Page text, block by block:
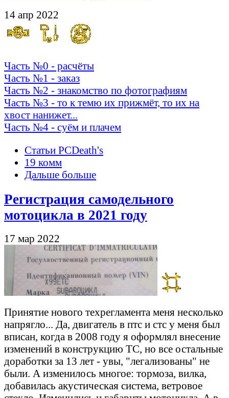
14 апр 2022
Часть №0 - расчёты
Часть №1 - заказ
Часть №2 - знакомство по фотографиям
Часть №3 - то к темю их прижмёт, то их на
хвост нанижет...
Часть №4 - суём и плачем
Статьи PCDeath's
19 комм
Дальше больше
Регистрация самодельного
мотоцикла в 2021 году
17 мар 2022
Принятие нового техрегламента меня несколько
напрягло... Да, двигатель в птс и стс у меня был
вписан, когда в 2008 году я оформлял внесение
изменений в конструкцию ТС, но все остальные
доработки за 13 лет - увы, "легализованы" не
были. А изменилось многое: тормоза, вилка,
добавилась акустическая система, ветровое